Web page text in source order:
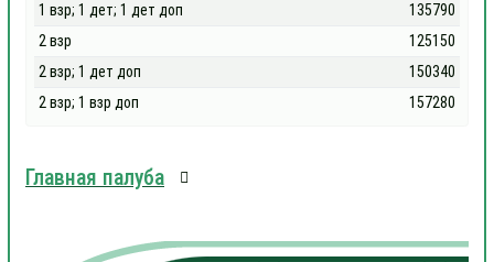
1 взр; 1 дет; 1 дет доп
135790
2 взр
125150
2 взр; 1 дет доп
150340
2 взр; 1 взр доп
157280
Главная палуба